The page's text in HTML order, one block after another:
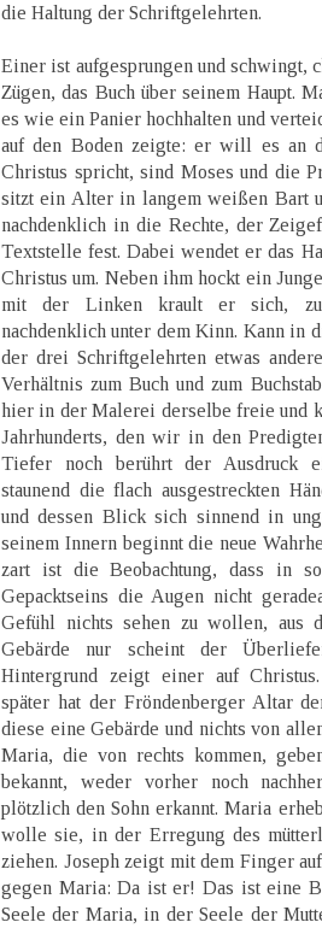
die Haltung der Schriftgelehrten.
Einer ist aufgesprungen und schwingt,
Zügen, das Buch über seinem Haupt.
es wie ein Panier hochhalten und
auf den Boden zeigte: er will es an
Christus spricht, sind Moses und die
sitzt ein Alter in langem weißen Bart
nachdenklich in die Rechte, der
Textstelle fest. Dabei wendet er das
Christus um. Neben ihm hockt ein
mit der Linken krault er sich, zu
nachdenklich unter dem Kinn. Kann in
der drei Schriftgelehrten etwas
Verhältnis zum Buch und zum
hier in der Malerei derselbe freie und
Jahrhunderts, den wir in den
Tiefer noch berührt der Ausdruck
staunend die flach ausgestreckten
und dessen Blick sich sinnend in
seinem Innern beginnt die neue
zart ist die Beobachtung, dass in
Gepacktseins die Augen nicht
Gefühl nichts sehen zu wollen, aus
Gebärde nur scheint der
Hintergrund zeigt einer auf
später hat der Fröndenberger Altar
diese eine Gebärde und nichts von
Maria, die von rechts kommen,
bekannt, weder vorher noch
plötzlich den Sohn erkannt. Maria
wolle sie, in der Erregung des
ziehen. Joseph zeigt mit dem Finger
gegen Maria: Da ist er! Das ist eine
Seele der Maria, in der Seele der